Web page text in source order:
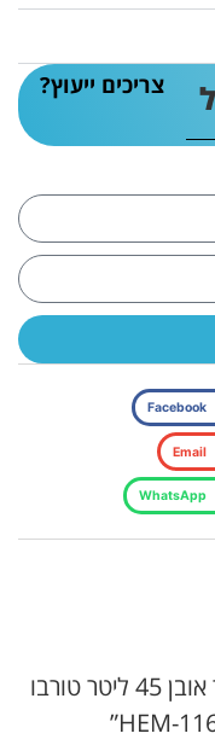
צריכים ייעוץ?
Facebook
Email
WhatsApp
היה הראשון לכתוב סקירה “טוסטר אובן 45 ליטר טורבו